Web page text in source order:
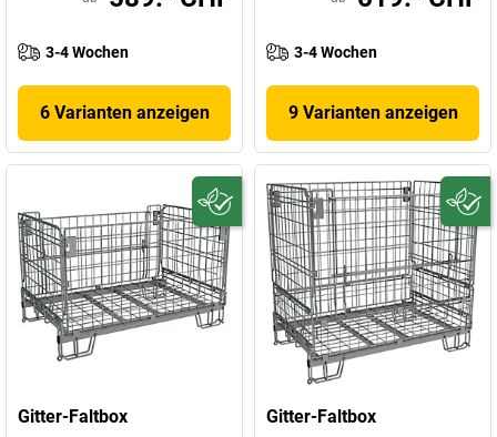
3-4 Wochen
6 Varianten anzeigen
3-4 Wochen
9 Varianten anzeigen
Gitter-Faltbox Gitter-Faltbox